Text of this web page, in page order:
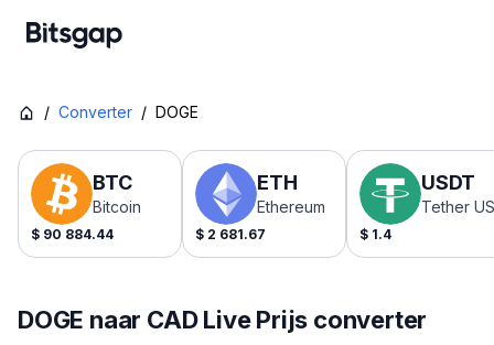
/ Converter / DOGE
BTC
Bitcoin
$ 90 884.44
ETH
Ethereum
$ 2 681.67
USDT
Tether
$ 1.4
DOGE naar CAD Live Prijs converter